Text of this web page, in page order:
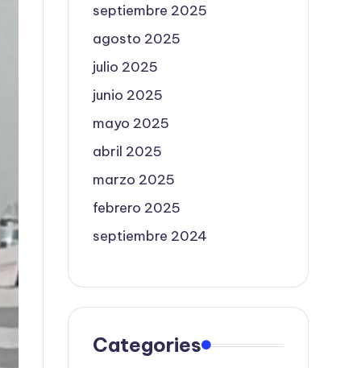
septiembre 2025
agosto 2025
julio 2025
junio 2025
mayo 2025
abril 2025
marzo 2025
febrero 2025
septiembre 2024
Categories